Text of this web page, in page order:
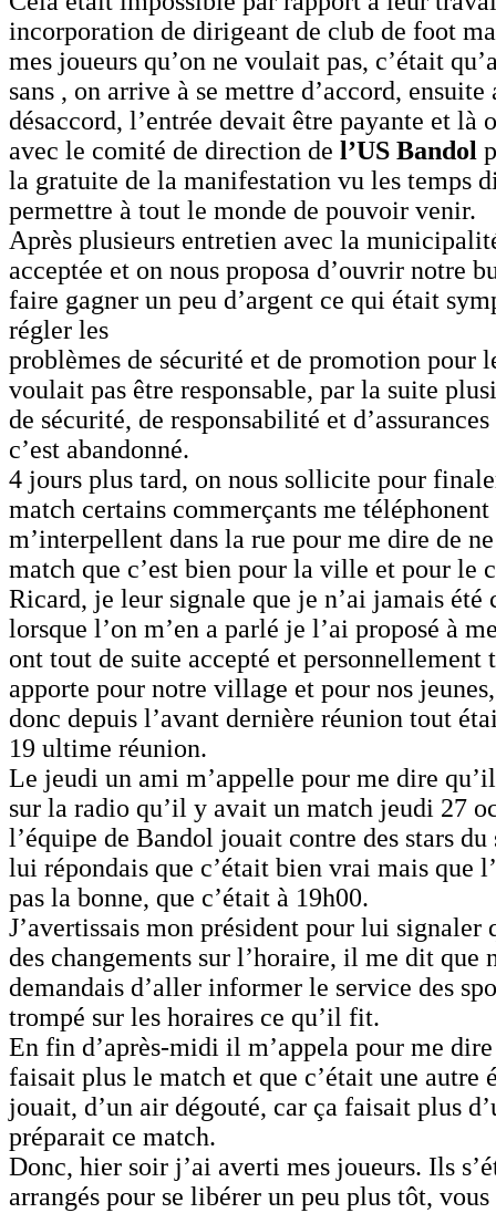
incorporation de dirigeant de club de foot
mes joueurs qu’on ne voulait pas, c’était
sans , on arrive à se mettre d’accord,
désaccord, l’entrée devait être payante et là
avec le comité de direction de l’US Bandol
la gratuite de la manifestation vu les temps
permettre à tout le monde de pouvoir venir.
Après plusieurs entretien avec la
acceptée et on nous proposa d’ouvrir notre
faire gagner un peu d’argent ce qui était
régler les
problèmes de sécurité et de promotion pour
voulait pas être responsable, par la suite
de sécurité, de responsabilité et
c’est abandonné.
4 jours plus tard, on nous sollicite pour
match certains commerçants me téléphonent
m’interpellent dans la rue pour me dire de
match que c’est bien pour la ville et pour le
Ricard, je leur signale que je n’ai jamais été
lorsque l’on m’en a parlé je l’ai proposé à
ont tout de suite accepté et personnellement
apporte pour notre village et pour nos
donc depuis l’avant dernière réunion tout
19 ultime réunion.
Le jeudi un ami m’appelle pour me dire
sur la radio qu’il y avait un match jeudi 27
l’équipe de Bandol jouait contre des stars
lui répondais que c’était bien vrai mais que
pas la bonne, que c’était à 19h00.
J’avertissais mon président pour lui signaler
des changements sur l’horaire, il me dit que
demandais d’aller informer le service des
trompé sur les horaires ce qu’il fit.
En fin d’après-midi il m’appela pour me dire
faisait plus le match et que c’était une autre
jouait, d’un air dégouté, car ça faisait plus
préparait ce match.
Donc, hier soir j’ai averti mes joueurs. Ils
arrangés pour se libérer un peu plus tôt, vous